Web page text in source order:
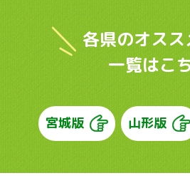
各県のオス
一覧はこ
宮城版 山形版